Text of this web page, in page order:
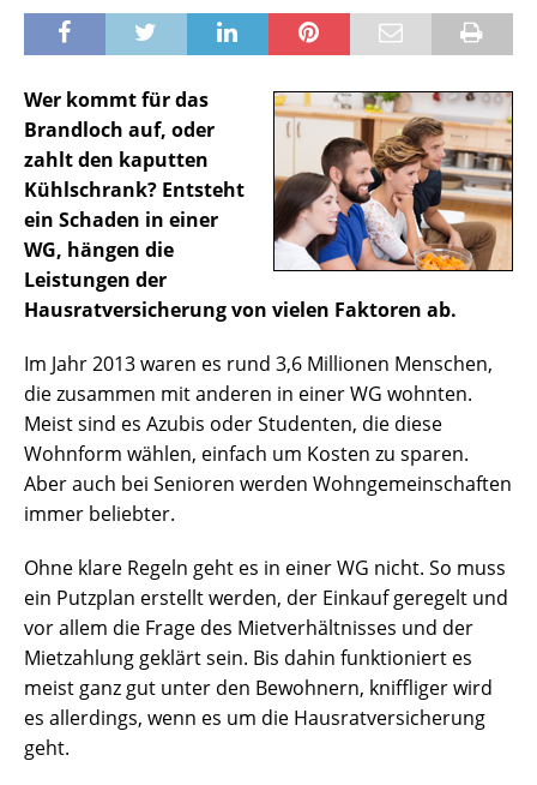
Wer kommt für das
Brandloch auf, oder
zahlt den kaputten
Kühlschrank? Entsteht
ein Schaden in einer
WG, hängen die
Leistungen der
Hausratversicherung von vielen Faktoren ab.
Im Jahr 2013 waren es rund 3,6 Millionen Menschen,
die zusammen mit anderen in einer WG wohnten.
Meist sind es Azubis oder Studenten, die diese
Wohnform wählen, einfach um Kosten zu sparen.
Aber auch bei Senioren werden Wohngemeinschaften
immer beliebter.
Ohne klare Regeln geht es in einer WG nicht. So muss
ein Putzplan erstellt werden, der Einkauf geregelt und
vor allem die Frage des Mietverhältnisses und der
Mietzahlung geklärt sein. Bis dahin funktioniert es
meist ganz gut unter den Bewohnern, kniffliger wird
es allerdings, wenn es um die Hausratversicherung
geht.